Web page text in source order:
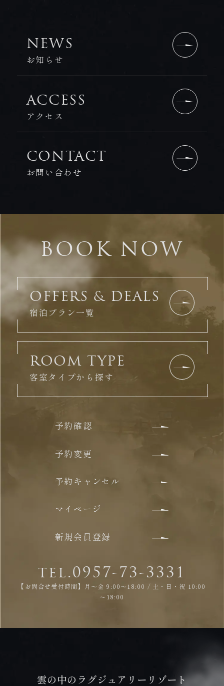
NEWS
お知らせ
ACCESS
アクセス
CONTACT
お問い合わせ
BOOK NOW
OFFERS & DEALS
宿泊プラン一覧
ROOM TYPE
客室タイプから探す
予約確認
予約変更
予約キャンセル
マイページ
新規会員登録
tel.0957-73-3331
【お問合せ受付時間】月～金 9:00～18:00 / 土・日・祝 10:00
～18:00
雲の中のラグジュアリーリゾート